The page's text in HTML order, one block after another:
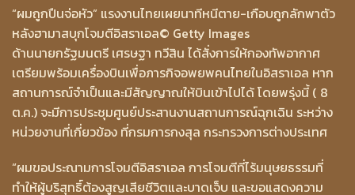
“ผมถูกปืนจ่อหัว” แรงงานไทยเผยนาทีหนีตาย-เกือบถูกลักพาตัว
หลังฮามาสบุกโจมตีอิสราเอล© Getty Images
ด้านนายกรัฐมนตรี เศรษฐา ทวีสิน ได้สั่งการให้กองทัพอากาศ
เตรียมพร้อมเครื่องบินเพื่อภารกิจอพยพคนไทยในอิสราเอล หาก
สถานการณ์จำเป็นและมีสัญญาณให้บินเข้าไปได้ โดยพรุ่งนี้ ( 8
ต.ค.) จะมีการประชุมศูนย์ประสานงานสถานการณ์ฉุกเฉิน ระหว่าง
หน่วยงานที่เกี่ยวข้อง ที่กรมการกงสุล กระทรวงการต่างประเทศ
“ผมขอประณามการโจมตีอิสราเอล การโจมตีที่ไร้มนุษยธรรมที่
ทำให้ผู้บริสุทธิ์ต้องสูญเสียชีวิตและบาดเจ็บ และขอแสดงความ